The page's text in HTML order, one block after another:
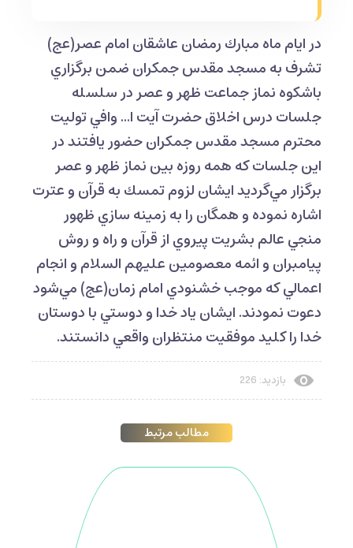
در ايام ماه مبارك رمضان عاشقان امام عصر(عج)
تشرف به مسجد مقدس جمكران ضمن برگزاري
باشكوه نماز جماعت ظهر و عصر در سلسله
جلسات درس اخلاق حضرت آيت ا... وافي توليت
محترم مسجد مقدس جمكران حضور يافتند در
اين جلسات كه همه روزه بين نماز ظهر و عصر
برگزار مي‌گرديد ایشان لزوم تمسك به قرآن و عترت
اشاره نموده و همگان را به زمينه سازي ظهور
منجي عالم بشريت پيروي از قرآن و راه و روش
پيامبران و ائمه معصومين عليهم السلام و انجام
اعمالي كه موجب خشنودي امام زمان(عج) مي‌شود
دعوت نمودند. ايشان ياد خدا و دوستي با دوستان
خدا را كليد موفقيت منتظران واقعي دانستند.
بازدید: 226
مطالب مرتبط